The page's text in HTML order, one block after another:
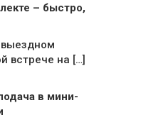
– быстро,
выездном
встрече на […]
в мини-